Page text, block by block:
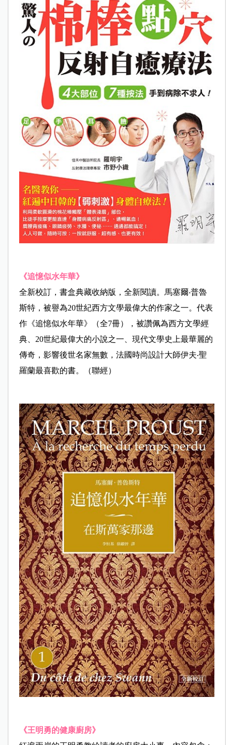
《追憶似水年華》
全新校訂，書盒典藏收納版，全新閱讀。馬塞爾‧普魯
斯特，被譽為20世紀西方文學最偉大的作家之一。代表
作《追憶似水年華》（全7冊），被讚佩為西方文學經
典、20世紀最偉大的小說之一、現代文學史上最華麗的
傳奇，影響後世名家無數，法國時尚設計大師伊夫‧聖
羅蘭最喜歡的書。（聯經）
《王明勇的健康廚房》